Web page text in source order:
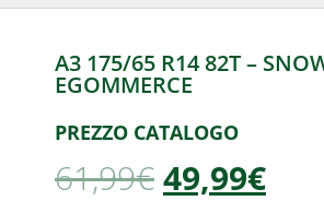
A3 175/65 R14 82T –
EGOMMERCE
PREZZO CATALOGO
61,99€49,99€